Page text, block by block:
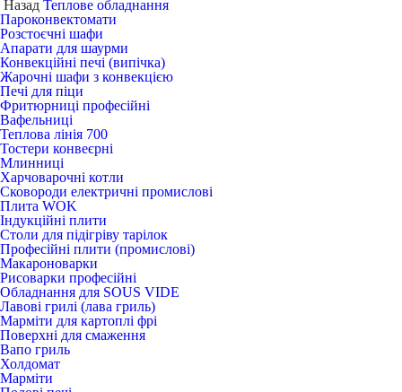
Назад Теплове обладнання
Пароконвектомати
Розстоєчні шафи
Апарати для шаурми
Конвекційні печі (випічка)
Жарочні шафи з конвекцією
Печі для піци
Фритюрниці професійні
Вафельниці
Теплова лінія 700
Тостери конвеєрні
Млинниці
Харчоварочні котли
Сковороди електричні промислові
Плита WOK
Індукційні плити
Столи для підігріву тарілок
Професійні плити (промислові)
Макароноварки
Рисоварки професійні
Обладнання для SOUS VIDE
Лавові грилі (лава гриль)
Марміти для картоплі фрі
Поверхні для смаження
Вапо гриль
Холдомат
Марміти